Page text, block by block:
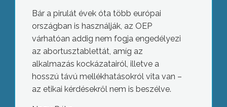
Bár a pirulát évek óta több európai
országban is használják, az OEP
várhatóan addig nem fogja engedélyezi
az abortusztablettát, amíg az
alkalmazás kockázatairól, illetve a
hosszú távú mellékhatásokról vita van –
az etikai kérdésekről nem is beszélve.